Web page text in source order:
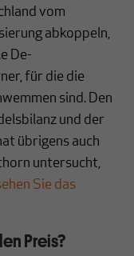
vom
abkoppeln,
De-
für die die
sind. Den
und der
übrigens auch
untersucht,
Sie das
Preis?